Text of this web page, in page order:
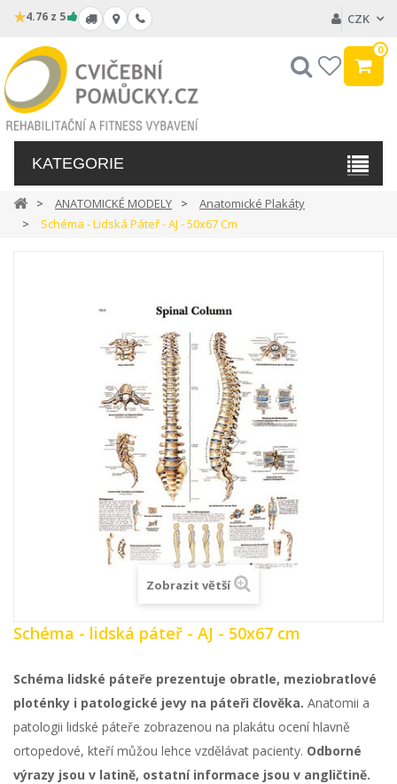
★4.76 z 5 CZK
My
wishlist
0
Hledat
KATEGORIE
ANATOMICKÉ MODELY
Anatomické Plakáty
Schéma - Lidská Páteř - AJ - 50x67 Cm
Zobrazit větší
Schéma - lidská páteř - AJ - 50x67 cm
Schéma lidské páteře prezentuje obratle, meziobratlové
ploténky i patologické jevy na páteři člověka. Anatomii a
patologii lidské páteře zobrazenou na plakátu ocení hlavně
ortopedové, kteří můžou lehce vzdělávat pacienty. Odborné
výrazy jsou v latině, ostatní informace jsou v angličtině.